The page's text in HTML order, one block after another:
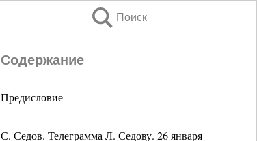
Поиск
Содержание
Предисловие
С. Седов. Телеграмма Л. Седову. 26 января